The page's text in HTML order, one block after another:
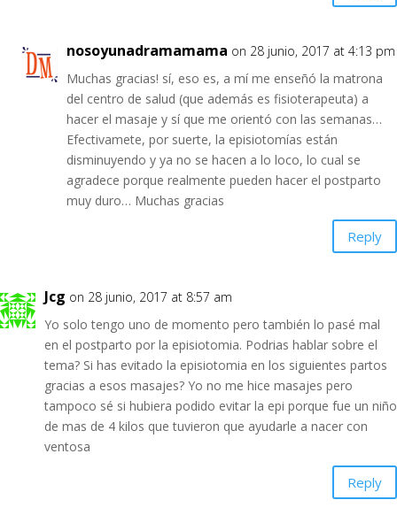
nosoyunadramamama on 28 junio, 2017 at 4:13 pm
Muchas gracias! sí, eso es, a mí me enseñó la matrona
del centro de salud (que además es fisioterapeuta) a
hacer el masaje y sí que me orientó con las semanas…
Efectivamete, por suerte, la episiotomías están
disminuyendo y ya no se hacen a lo loco, lo cual se
agradece porque realmente pueden hacer el postparto
muy duro… Muchas gracias
Reply
Jcg on 28 junio, 2017 at 8:57 am
Yo solo tengo uno de momento pero también lo pasé mal
en el postparto por la episiotomia. Podrias hablar sobre el
tema? Si has evitado la episiotomia en los siguientes partos
gracias a esos masajes? Yo no me hice masajes pero
tampoco sé si hubiera podido evitar la epi porque fue un niño
de mas de 4 kilos que tuvieron que ayudarle a nacer con
ventosa
Reply